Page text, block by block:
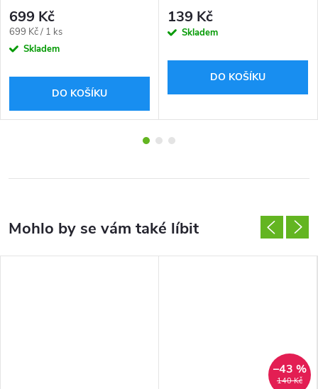
699 Kč
Měrná
cena:
699 Kč / 1 ks
Skladem
DO KOŠÍKU
139 Kč
Skladem
DO KOŠÍKU
140 Kč
–43 %